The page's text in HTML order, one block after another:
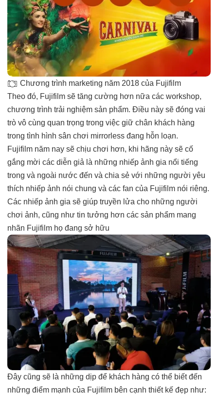
Chương trình marketing năm 2018 của Fujifilm
Theo đó, Fujifilm sẽ tăng cường hơn nữa các workshop,
chương trình trải nghiệm sản phẩm. Điều này sẽ đóng vai
trò vô cùng quan trọng trong việc giữ chân khách hàng
trong tình hình sân chơi mirrorless đang hỗn loạn.
Fujifilm năm nay sẽ chịu chơi hơn, khi hãng này sẽ cố
gắng mời các diễn giả là những nhiếp ảnh gia nổi tiếng
trong và ngoài nước đến và chia sẻ với những người yêu
thích nhiếp ảnh nói chung và các fan của Fujifilm nói riêng.
Các nhiếp ảnh gia sẽ giúp truyền lửa cho những người
chơi ảnh, cũng như tin tưởng hơn các sản phẩm mang
nhãn Fujifilm họ đang sở hữu
Đây cũng sẽ là những dịp để khách hàng có thể biết đến
những điểm mạnh của Fujifilm bên cạnh thiết kế đẹp như: